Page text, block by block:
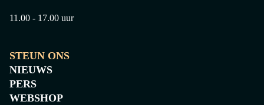
11.00 - 17.00 uur
STEUN ONS
NIEUWS
PERS
WEBSHOP